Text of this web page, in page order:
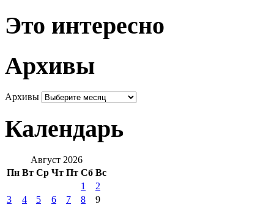
Это интересно
Архивы
Архивы
Календарь
Август 2026
Пн Вт Ср Чт Пт Сб Вс
1
2
3
4 5 6 7 8
9